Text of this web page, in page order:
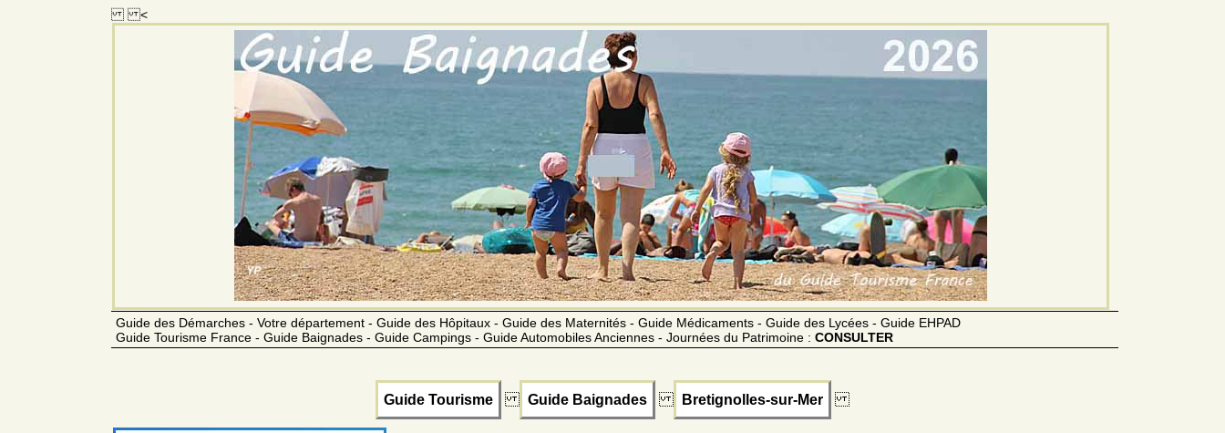
<
Guide des Démarches - Votre département - Guide des Hôpitaux - Guide des Maternités - Guide Médicaments - Guide des Lycées - Guide EHPAD
Guide Tourisme France - Guide Baignades - Guide Campings - Guide Automobiles Anciennes - Journées du Patrimoine : CONSULTER
Guide Tourisme Guide Baignades Bretignolles-sur-Mer